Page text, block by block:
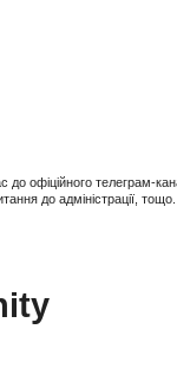
до офіційного телеграм-
до адміністрації,